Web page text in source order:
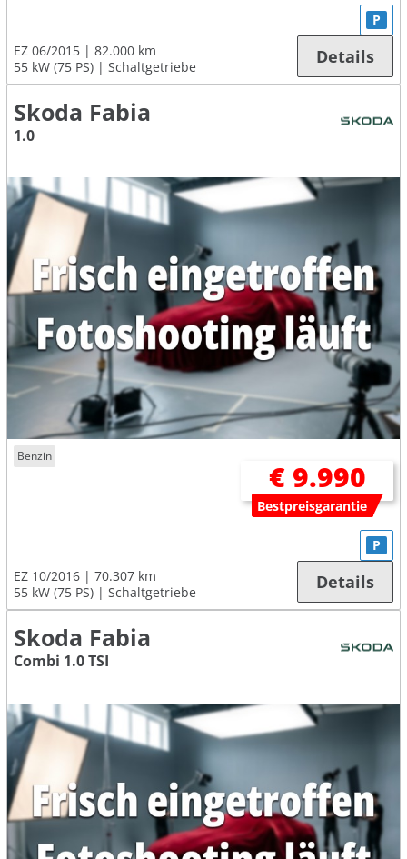
EZ 06/2015
82.000 km
55 kW (75 PS)
Schaltgetriebe
P
Details
Skoda Fabia
1.0
Benzin
€ 9.990
Bestpreisgarantie
EZ 10/2016
70.307 km
55 kW (75 PS)
Schaltgetriebe
P
Details
Skoda Fabia
Combi 1.0 TSI